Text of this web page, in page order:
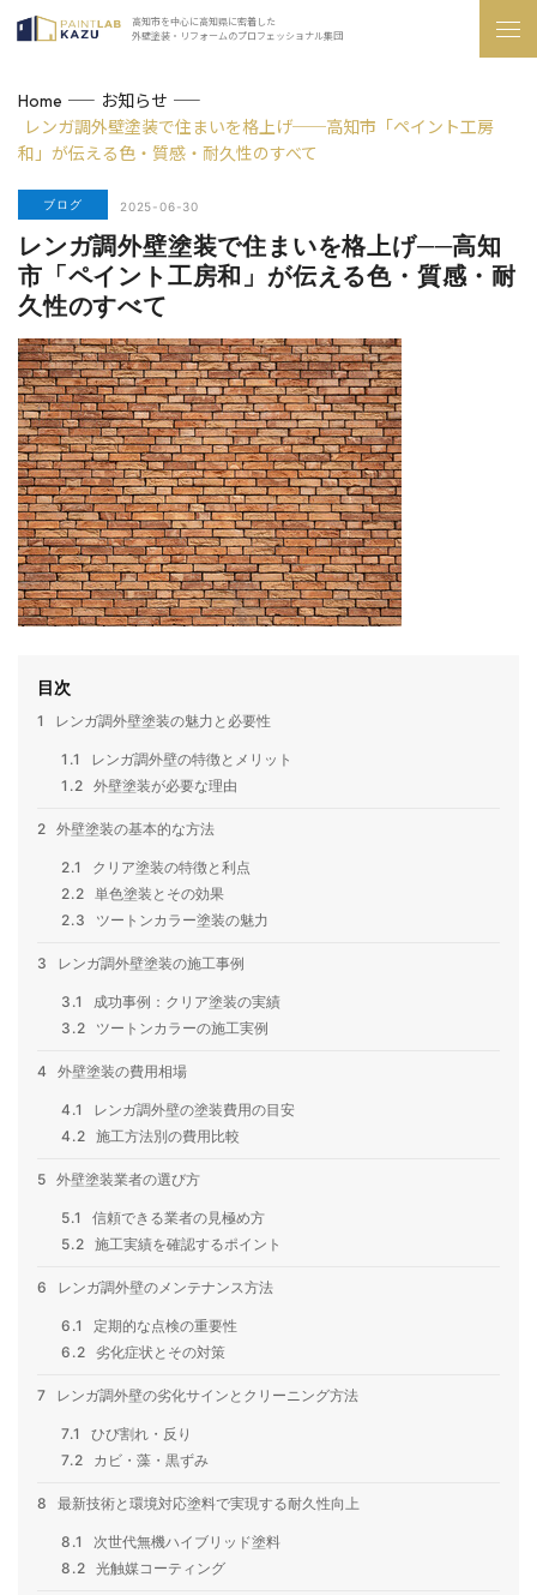
高知市を中心に高知県に密着した
外壁塗装・リフォームのプロフェッショナル集団
Home
お知らせ
レンガ調外壁塗装で住まいを格上げ──高知市「ペイント工房
和」が伝える色・質感・耐久性のすべて
ブログ 2025-06-30
レンガ調外壁塗装で住まいを格上げ──高知
市「ペイント工房和」が伝える色・質感・耐
久性のすべて
目次
1 レンガ調外壁塗装の魅力と必要性
1.1
レンガ調外壁の特徴とメリット
1.2 外壁塗装が必要な理由
2 外壁塗装の基本的な方法
2.1
クリア塗装の特徴と利点
2.2 単色塗装とその効果
2.3
ツートンカラー塗装の魅力
3 レンガ調外壁塗装の施工事例
3.1
成功事例：クリア塗装の実績
3.2
ツートンカラーの施工実例
4 外壁塗装の費用相場
4.1
レンガ調外壁の塗装費用の目安
4.2 施工方法別の費用比較
5 外壁塗装業者の選び方
5.1
信頼できる業者の見極め方
5.2 施工実績を確認するポイント
6 レンガ調外壁のメンテナンス方法
6.1
定期的な点検の重要性
6.2 劣化症状とその対策
7 レンガ調外壁の劣化サインとクリーニング方法
7.1
ひび割れ・反り
7.2
カビ・藻・黒ずみ
8 最新技術と環境対応塗料で実現する耐久性向上
8.1
次世代無機ハイブリッド塗料
8.2 光触媒コーティング